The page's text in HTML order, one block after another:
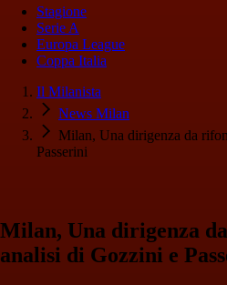
Stagione
Serie A
Europa League
Coppa Italia
Il Milanista
News Milan
Milan, Una dirigenza da
Passerini
Milan, Una dirigenza
analisi di Gozzini e